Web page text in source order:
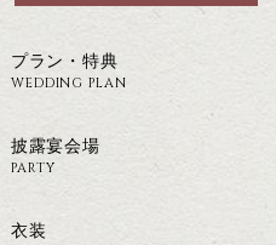
プラン・特典
WEDDING PLAN
披露宴会場
PARTY
衣装